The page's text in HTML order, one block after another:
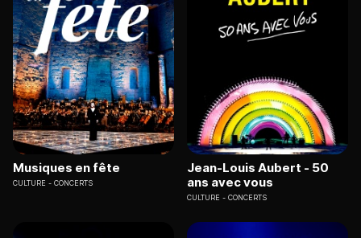
Musiques en fête
CULTURE CONCERTS
Jean-Louis Aubert - 50
ans avec vous
CULTURE CONCERTS